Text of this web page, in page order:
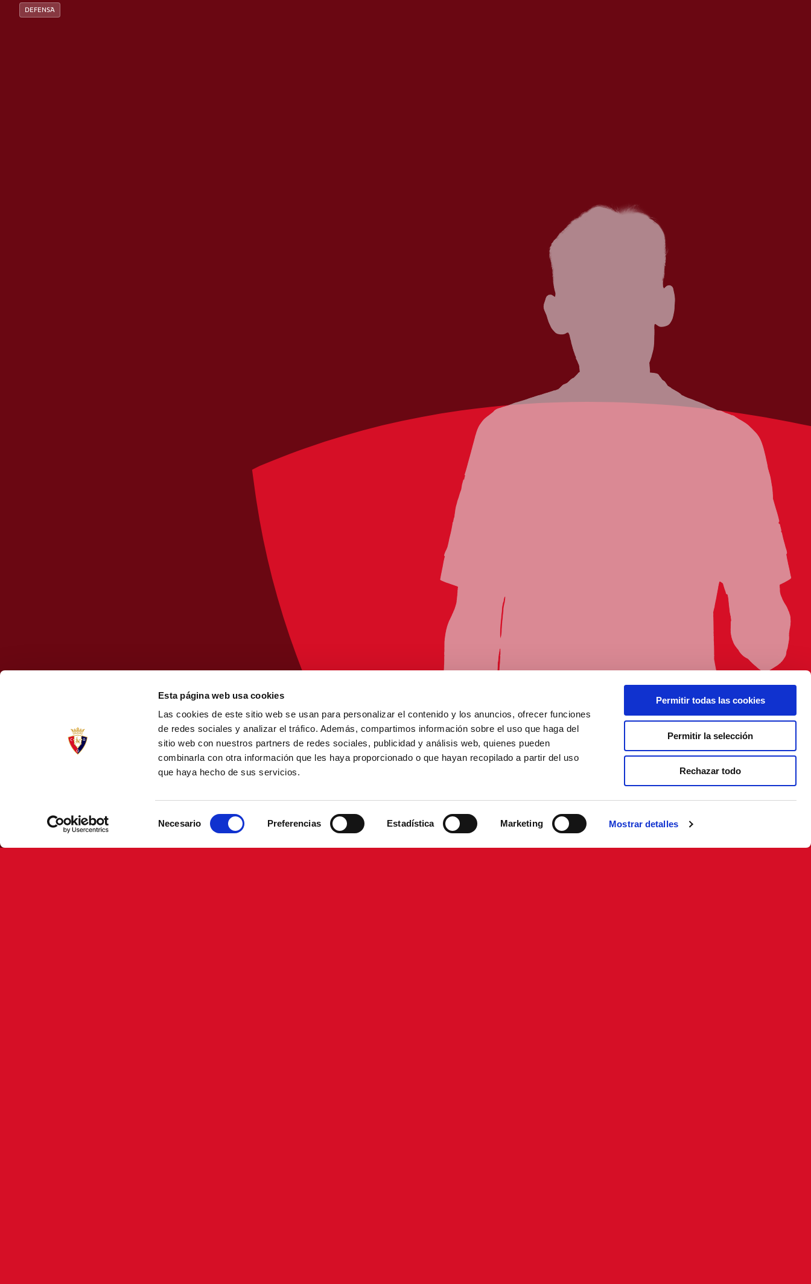
Esta página web usa cookies
Las cookies de este sitio web se usan para personalizar el contenido y los anuncios, ofrecer funciones
de redes sociales y analizar el tráfico. Además, compartimos información sobre el uso que haga del
sitio web con nuestros partners de redes sociales, publicidad y análisis web, quienes pueden
combinarla con otra información que les haya proporcionado o que hayan recopilado a partir del uso
que haya hecho de sus servicios.
Necesario Preferencias Estadística Marketing Mostrar detalles
Permitir todas las cookies
Permitir la selección
Rechazar todo
DEFENSA